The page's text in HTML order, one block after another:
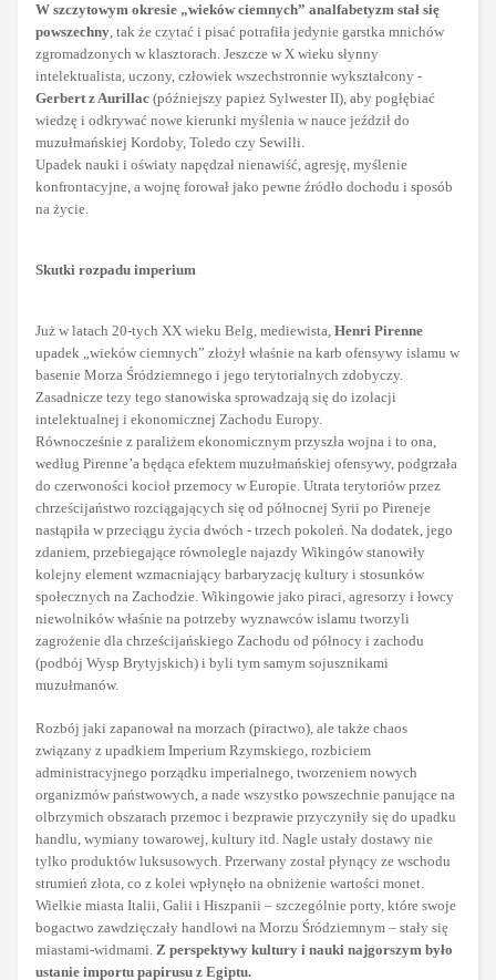
W szczytowym okresie „wieków ciemnych” analfabetyzm stał się
powszechny, tak że czytać i pisać potrafiła jedynie garstka mnichów
zgromadzonych w klasztorach. Jeszcze w X wieku słynny
intelektualista, uczony, człowiek wszechstronnie wykształcony -
Gerbert z Aurillac (późniejszy papież Sylwester II), aby pogłębiać
wiedzę i odkrywać nowe kierunki myślenia w nauce jeździł do
muzułmańskiej Kordoby, Toledo czy Sewilli.
Upadek nauki i oświaty napędzał nienawiść, agresję, myślenie
konfrontacyjne, a wojnę forował jako pewne źródło dochodu i sposób
na życie.
Skutki rozpadu imperium
Już w latach 20-tych XX wieku Belg, mediewista, Henri Pirenne
upadek „wieków ciemnych” złożył właśnie na karb ofensywy islamu w
basenie Morza Śródziemnego i jego terytorialnych zdobyczy.
Zasadnicze tezy tego stanowiska sprowadzają się do izolacji
intelektualnej i ekonomicznej Zachodu Europy.
Równocześnie z paraliżem ekonomicznym przyszła wojna i to ona,
według Pirenne’a będąca efektem muzułmańskiej ofensywy, podgrzała
do czerwoności kocioł przemocy w Europie. Utrata terytoriów przez
chrześcijaństwo rozciągających się od północnej Syrii po Pireneje
nastąpiła w przeciągu życia dwóch - trzech pokoleń. Na dodatek, jego
zdaniem, przebiegające równolegle najazdy Wikingów stanowiły
kolejny element wzmacniający barbaryzację kultury i stosunków
społecznych na Zachodzie. Wikingowie jako piraci, agresorzy i łowcy
niewolników właśnie na potrzeby wyznawców islamu tworzyli
zagrożenie dla chrześcijańskiego Zachodu od północy i zachodu
(podbój Wysp Brytyjskich) i byli tym samym sojusznikami
muzułmanów.
Rozbój jaki zapanował na morzach (piractwo), ale także chaos
związany z upadkiem Imperium Rzymskiego, rozbiciem
administracyjnego porządku imperialnego, tworzeniem nowych
organizmów państwowych, a nade wszystko powszechnie panujące na
olbrzymich obszarach przemoc i bezprawie przyczyniły się do upadku
handlu, wymiany towarowej, kultury itd. Nagle ustały dostawy nie
tylko produktów luksusowych. Przerwany został płynący ze wschodu
strumień złota, co z kolei wpłynęło na obniżenie wartości monet.
Wielkie miasta Italii, Galii i Hiszpanii – szczególnie porty, które swoje
bogactwo zawdzięczały handlowi na Morzu Śródziemnym – stały się
miastami-widmami. Z perspektywy kultury i nauki najgorszym było
ustanie importu papirusu z Egiptu.